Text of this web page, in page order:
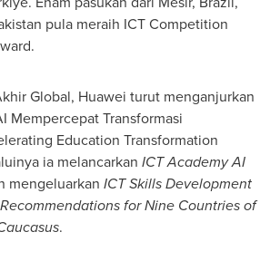
pula meraih ICT Competition
Global, Huawei turut menganjurkan
Mempercepat Transformasi
Education Transformation
ia melancarkan ICT Academy AI
mengeluarkan ICT Skills Development
for Nine Countries of
.